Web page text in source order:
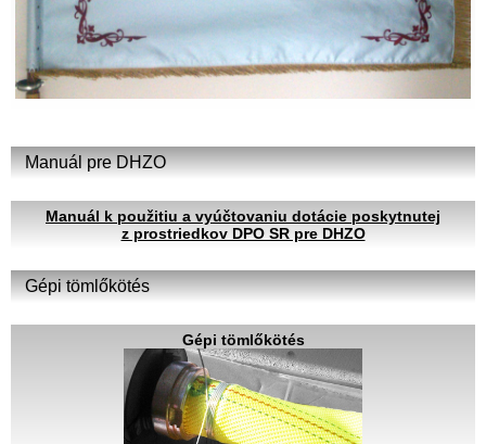
Manuál pre DHZO
Manuál k použitiu a vyúčtovaniu dotácie poskytnutej
z prostriedkov DPO SR pre DHZO
Gépi tömlőkötés
Gépi tömlőkötés